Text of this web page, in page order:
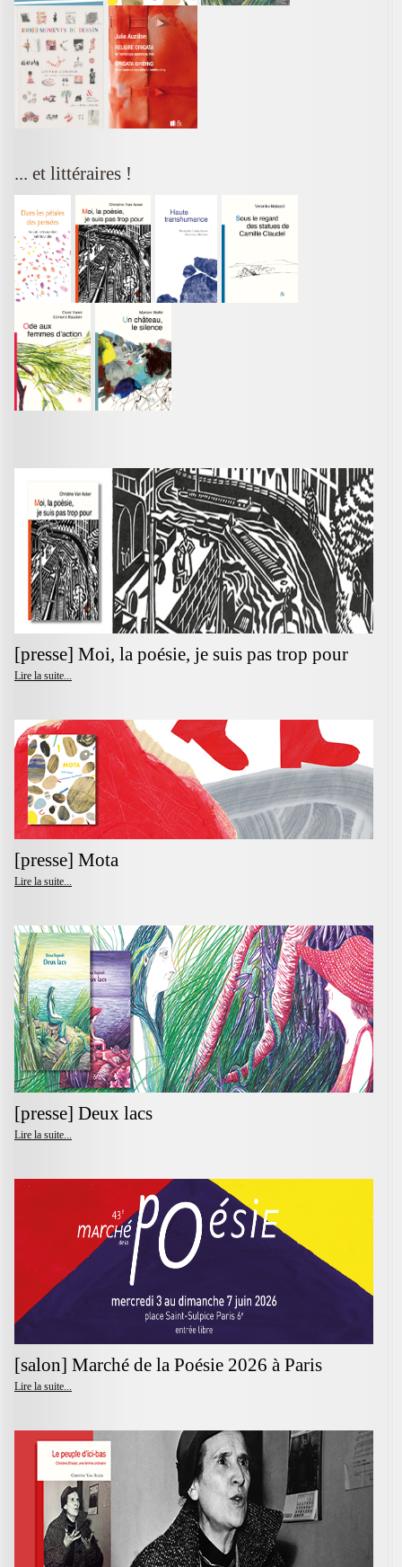
... et littéraires !
[presse] Moi, la poésie, je suis pas trop pour
Lire la suite...
[presse] Mota
Lire la suite...
[presse] Deux lacs
Lire la suite...
[salon] Marché de la Poésie 2026 à Paris
Lire la suite...